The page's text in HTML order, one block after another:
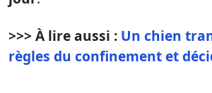
>>> À lire aussi : Un chien
règles du confinement et